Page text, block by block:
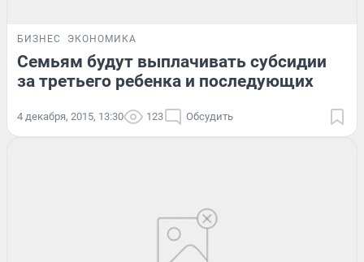
БИЗНЕС ЭКОНОМИКА
Семьям будут выплачивать субсидии
за третьего ребенка и последующих
4 декабря, 2015, 13:30 123 Обсудить